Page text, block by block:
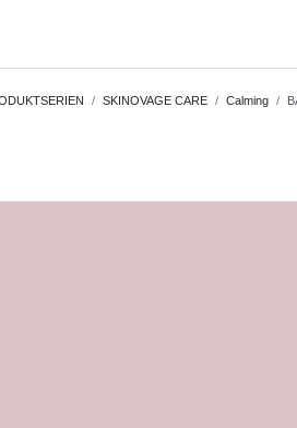
SKINOVAGE CARE Calming